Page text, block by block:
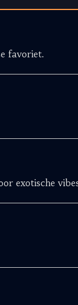
favoriet.
exotische